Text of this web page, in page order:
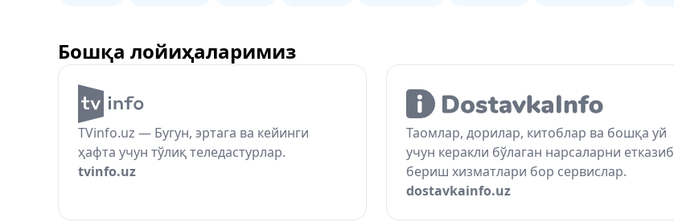
Бошқа лойиҳаларимиз
TVinfo.uz — Бугун, эртага ва кейинги
ҳафта учун тўлиқ теледастурлар.
tvinfo.uz
Таомлар, дорилар, китоблар ва бошқа уй
учун керакли бўлаган нарсаларни етказиб
бериш хизматлари бор сервислар.
dostavkainfo.uz